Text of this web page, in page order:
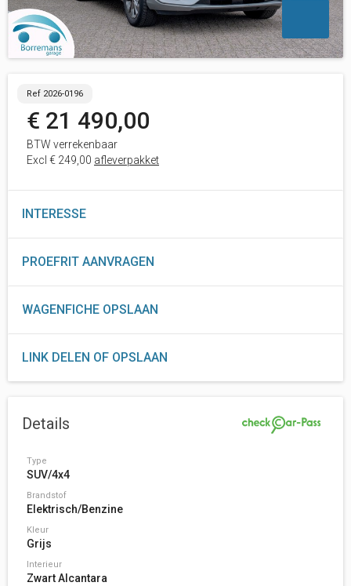
Ref 2026-0196
€ 21 490,00
BTW verrekenbaar
Excl € 249,00 afleverpakket
INTERESSE
PROEFRIT AANVRAGEN
WAGENFICHE OPSLAAN
LINK DELEN OF OPSLAAN
Details
Type
SUV/4x4
Brandstof
Elektrisch/Benzine
Kleur
Grijs
Interieur
Zwart Alcantara